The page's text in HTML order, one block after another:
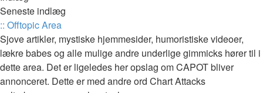
Seneste indlæg
:: Offtopic Area
Sjove artikler, mystiske hjemmesider, humoristiske videoer,
lækre babes og alle mulige andre underlige gimmicks hører til i
dette area. Det er ligeledes her opslag om CAPOT bliver
annonceret. Dette er med andre ord Chart Attacks